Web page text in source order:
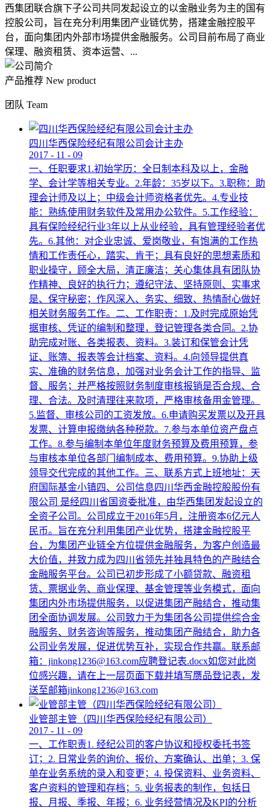
西集团联合旗下子公司共同发起设立的以金融业务为主的国有
控股公司，旨在充分利用集团产业链优势，搭建金融控股平
台，面向集团内外部市场提供金融服务。公司目前布局了商业
保理、融资租赁、资本运营、...
产品推荐 New product
团队 Team
四川华西保险经纪有限公司会计主办
2017 - 11 - 09
一、任职要求1.初始学历：全日制本科及以上，金融
学、会计学等相关专业。2.年龄：35岁以下。3.职称：助
理会计师及以上；中级会计师资格者优先。4.专业技
能：熟练使用财务软件及常用办公软件。5.工作经验：
具有保险经纪行业3年以上从业经验，具有管理经验者优
先。6.其他：对企业忠诚、爱岗敬业，有饱满的工作热
情和工作责任心，踏实、肯干；具有良好的思想素质和
职业操守，顾全大局，清正廉洁；关心集体具有团队协
作精神、良好的执行力；遵纪守法、坚持原则、实事求
是、保守秘密；作风深入、务实、细致、热情耐心做好
相关财务服务工作。二、工作职责：1.及时完成原始凭
据审核、凭证的编制和整理，登记管理各类合同。2.协
助完成对账、各类报表、资料。3.装订和保管会计凭
证、账簿、报表等会计档案、资料。4.向领导提供真
实、准确的财务信息，加强对业务会计工作的指导、监
督、服务；并严格按照财务制度审核报销是否合规、合
理、合法。及时清理往来款项，严格审核备用金管理。
5.监督、审核公司的工资发放。6.申请购买发票以及开具
发票、计算申报缴纳各种税款。7.参与本单位资产盘点
工作。8.参与编制本单位年度财务预算及费用预算，参
与审核本单位各部门编制成本、费用预算。9.协助上级
领导交代完成的其他工作。三、联系方式上班地址：天
府国际基金小镇四、公司信息四川华西金融控股股份有
限公司 是经四川省国资委批准，由华西集团发起设立的
全资子公司。公司成立于2016年5月，注册资本6亿元人
民币。旨在充分利用集团产业优势，搭建金融控股平
台，为集团产业链全方位提供金融服务，为客户创造最
大价值，并致力成为四川省领先并独具特色的产融结合
金融服务平台。公司已初步形成了小额贷款、融资租
赁、票据业务、商业保理、基金管理等业务模式，面向
集团内外市场提供服务，以促进集团产融结合，推动集
团全面协调发展。公司致力于为集团各公司提供综合金
融服务、财务咨询等服务，推动集团产融结合，助力各
公司业务发展，促进优势互补，实现合作共赢。联系邮
箱：jinkong1236@163.com应聘登记表.docx如您对此岗
位感兴趣，请在上一层页面下载并填写赝品登记表，发
送至邮箱jinkong1236@163.com
业管部主管（四川华西保险经纪有限公司）
2017 - 11 - 09
一、工作职责1. 经纪公司的客户协议和授权委托书签
订；2. 日常业务的询价、报价、方案确认、出单；3. 保
单在业务系统的录入和变更；4. 投保资料、业务资料、
客户资料的管理和存档；5. 业务报表的制作，包括日
报、月报、季报、年报；6. 业务经营情况及KPI的分析